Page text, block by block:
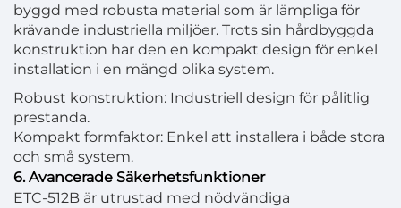
byggd med robusta material som är lämpliga för
krävande industriella miljöer. Trots sin hårdbyggda
konstruktion har den en kompakt design för enkel
installation i en mängd olika system.
Robust konstruktion: Industriell design för pålitlig
prestanda.
Kompakt formfaktor: Enkel att installera i både stora
och små system.
6. Avancerade Säkerhetsfunktioner
ETC-512B är utrustad med nödvändiga